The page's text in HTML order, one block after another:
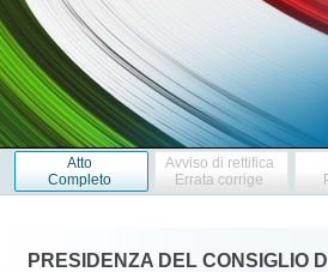
Atto
Completo
Avviso di rettifica
Errata corrige
PRESIDENZA DEL CONSIGLIO